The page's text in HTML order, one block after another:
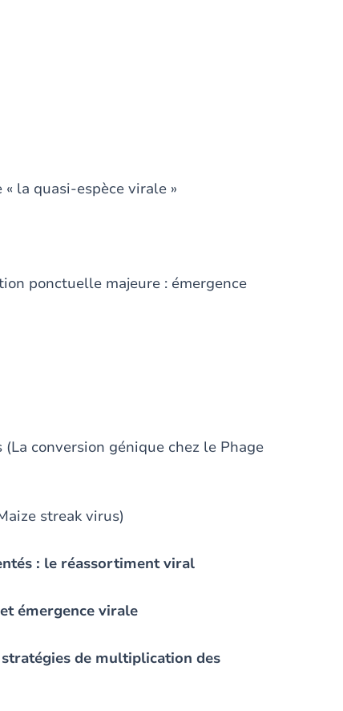
la quasi-espèce virale »
majeure : émergence
génique chez le Phage
virus)
: le réassortiment viral
émergence virale
de multiplication des